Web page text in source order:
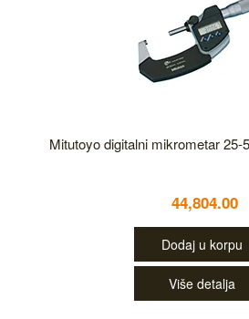
Mitutoyo digitalni mikrometar 25-
44,804.00
Dodaj u korpu
Više detalja